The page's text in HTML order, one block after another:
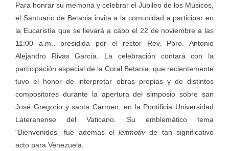
Para honrar su memoria y celebrar el Jubileo de los Músicos,
el Santuario de Betania invita a la comunidad a participar en
la Eucaristía que se llevará a cabo el 22 de noviembre a las
11:00 a.m., presidida por el rector Rev. Pbro. Antonio
Alejandro Rivas García. La celebración contará con la
participación especial de la Coral Betania, que recientemente
tuvo el honor de interpretar obras propias y de distintos
compositores durante la apertura del simposio sobre san
José Gregorio y santa Carmen, en la Pontificia Universidad
Lateranense del Vaticano. Su emblemático tema
“Bienvenidos” fue además elleitmotivde tan significativo
acto para Venezuela.